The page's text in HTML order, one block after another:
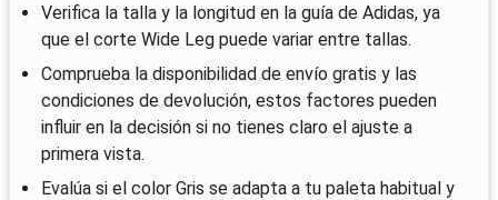
Verifica la talla y la longitud en la guía de Adidas, ya
que el corte Wide Leg puede variar entre tallas.
Comprueba la disponibilidad de envío gratis y las
condiciones de devolución, estos factores pueden
influir en la decisión si no tienes claro el ajuste a
primera vista.
Evalúa si el color Gris se adapta a tu paleta habitual y